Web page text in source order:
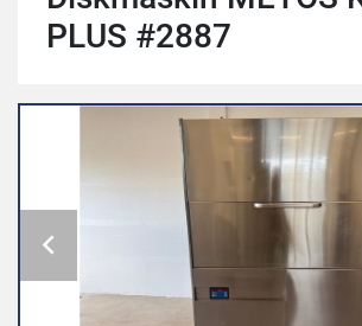
PLUS #2887